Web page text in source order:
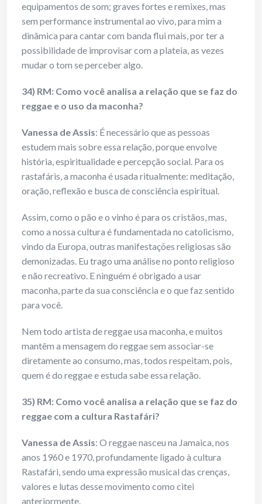
equipamentos de som; graves fortes e remixes, mas
sem performance instrumental ao vivo, para mim a
dinâmica para cantar com banda flui mais, por ter a
possibilidade de improvisar com a plateia, as vezes
mudar o tom se perceber algo.
34) RM: Como você analisa a relação que se faz do
reggae e o uso da maconha?
Vanessa de Assis: É necessário que as pessoas
estudem mais sobre essa relação, porque envolve
história, espiritualidade e percepção social. Para os
rastafáris, a maconha é usada ritualmente: meditação,
oração, reflexão e busca de consciência espiritual.
Assim, como o pão e o vinho é para os cristãos, mas,
como a nossa cultura é fundamentada no catolicismo,
vindo da Europa, outras manifestações religiosas são
demonizadas. Eu trago uma análise no ponto religioso
e não recreativo. E ninguém é obrigado a usar
maconha, parte da sua consciência e o que faz sentido
para você.
Nem todo artista de reggae usa maconha, e muitos
mantêm a mensagem do reggae sem associar-se
diretamente ao consumo, mas, todos respeitam, pois,
quem é do reggae e estuda sabe essa relação.
35) RM: Como você analisa a relação que se faz do
reggae com a cultura Rastafári?
Vanessa de Assis: O reggae nasceu na Jamaica, nos
anos 1960 e 1970, profundamente ligado à cultura
Rastafári, sendo uma expressão musical das crenças,
valores e lutas desse movimento como citei
anteriormente.